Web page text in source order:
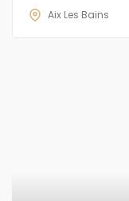
Aix Les Bains